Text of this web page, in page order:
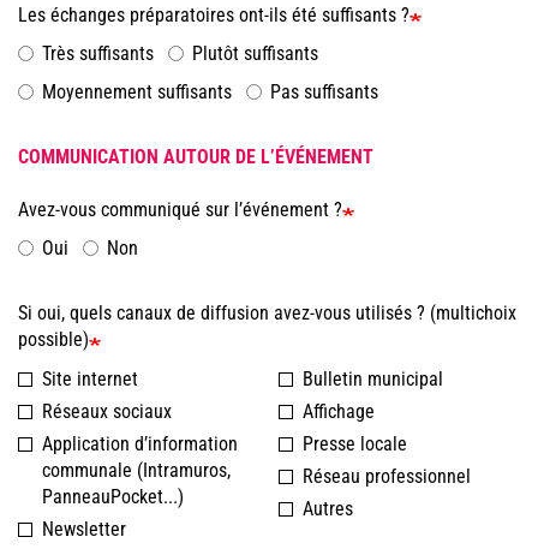
Les échanges préparatoires ont-ils été suffisants ?
Très suffisants
Plutôt suffisants
Moyennement suffisants
Pas suffisants
COMMUNICATION AUTOUR DE L’ÉVÉNEMENT
Avez-vous communiqué sur l’événement ?
Oui
Non
Si oui, quels canaux de diffusion avez-vous utilisés ? (multichoix
possible)
Site internet
Réseaux sociaux
Application d’information
communale (Intramuros,
PanneauPocket...)
Newsletter
Bulletin municipal
Affichage
Presse locale
Réseau professionnel
Autres